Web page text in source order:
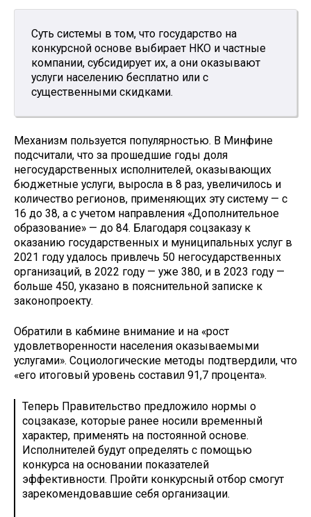
Суть системы в том, что государство на
конкурсной основе выбирает НКО и частные
компании, субсидирует их, а они оказывают
услуги населению бесплатно или с
существенными скидками.
Механизм пользуется популярностью. В Минфине
подсчитали, что за прошедшие годы доля
негосударственных исполнителей, оказывающих
бюджетные услуги, выросла в 8 раз, увеличилось и
количество регионов, применяющих эту систему — с
16 до 38, а с учетом направления «Дополнительное
образование» — до 84. Благодаря соцзаказу к
оказанию государственных и муниципальных услуг в
2021 году удалось привлечь 50 негосударственных
организаций, в 2022 году — уже 380, и в 2023 году —
больше 450, указано в пояснительной записке к
законопроекту.
Обратили в кабмине внимание и на «рост
удовлетворенности населения оказываемыми
услугами». Социологические методы подтвердили, что
«его итоговый уровень составил 91,7 процента».
Теперь Правительство предложило нормы о
соцзаказе, которые ранее носили временный
характер, применять на постоянной основе.
Исполнителей будут определять с помощью
конкурса на основании показателей
эффективности. Пройти конкурсный отбор смогут
зарекомендовавшие себя организации.